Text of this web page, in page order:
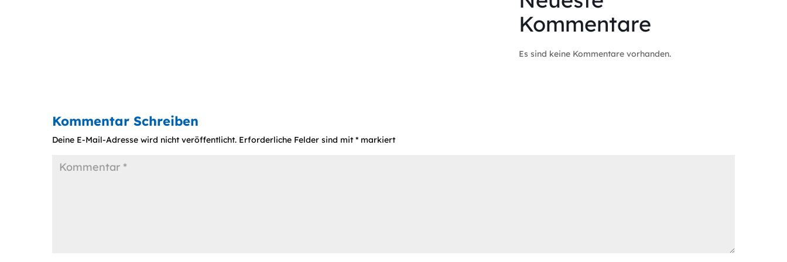
Kommentare
Es sind keine Kommentare vorhanden.
Kommentar Schreiben
Deine E-Mail-Adresse wird nicht veröffentlicht. Erforderliche Felder sind mit * markiert